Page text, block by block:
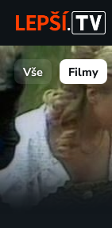
Vše Filmy